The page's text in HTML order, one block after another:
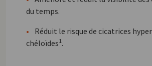
du temps.
•
Réduit le risque de cicatrices
chéloïdes1 .